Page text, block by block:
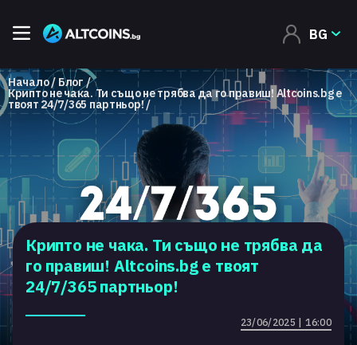
BG
Начало Блог
Крипто не чака. Ти също не трябва да го правиш! Altcoins.bg е
твоят 24/7/365 партньор!
Крипто не чака. Ти също не трябва да
го правиш! Altcoins.bg е твоят
24/7/365 партньор!
23/06/2025 | 16:00